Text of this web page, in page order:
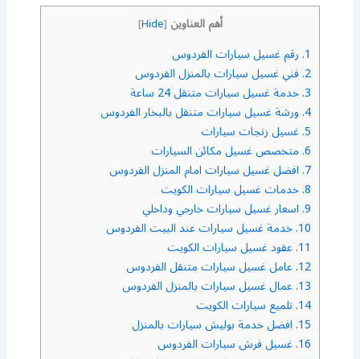
أهم العناوين [
Hide
]
1. رقم غسيل سيارات الفردوس
2. فني غسيل سيارات بالمنزل الفردوس
3. خدمة غسيل سيارات متنقل 24 ساعة
4. ورشة غسيل سيارات متنقل بالبخار الفردوس
5. غسيل زنجات سيارات
6. متخصص غسيل مكائن السيارات
7. افضل غسيل سيارات امام المنزل الفردوس
8. خدمات غسيل سيارات الكويت
9. اسعار غسيل سيارات خارجي وداخلي
10. خدمة غسيل سيارات عند البيت الفردوس
11. عقود غسيل سيارات الكويت
12. عامل غسيل سيارات متنقل الفردوس
13. عمال غسيل سيارات بالمنزل الفردوس
14. تلميع سيارات الكويت
15. افضل خدمة بوليش سيارات بالمنزل
16. غسيل فرش سيارات الفردوس